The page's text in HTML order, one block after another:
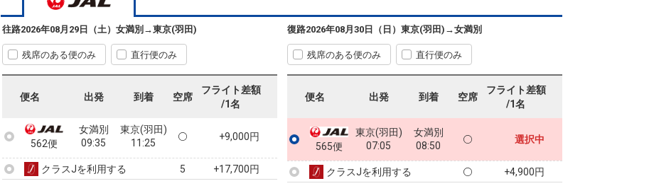
往路2026年08月29日（土） 女満別 →東京(羽田)
残席のある便のみ 直行便のみ
便名 出発 到着 空席
フライト差額
/1名
562便
女満別
09:35
東京(羽田)
11:25
+9,000円
クラスJを利用する 5 +17,700円
復路2026年08月30日（日） 東京(羽田) →女満別
残席のある便のみ 直行便のみ
便名 出発 到着 空席
フライト差額
/1名
565便
東京(羽田)
07:05
女満別
08:50
選択中
クラスJを利用する +4,900円